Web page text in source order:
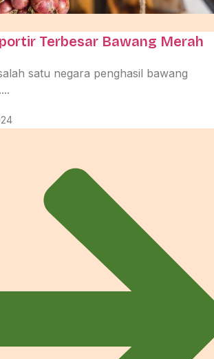
Terbesar Bawang Merah
satu negara penghasil bawang